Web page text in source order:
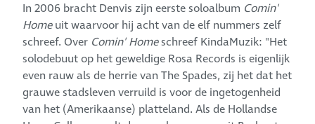
In 2006 bracht Denvis zijn eerste soloalbum Comin'
Homeuit waarvoor hij acht van de elf nummers zelf
schreef. Over Comin' Homeschreef KindaMuzik: "Het
solodebuut op het geweldige Rosa Records is eigenlijk
even rauw als de herrie van The Spades, zij het dat het
grauwe stadsleven verruild is voor de ingetogenheid
van het (Amerikaanse) platteland. Als de Hollandse